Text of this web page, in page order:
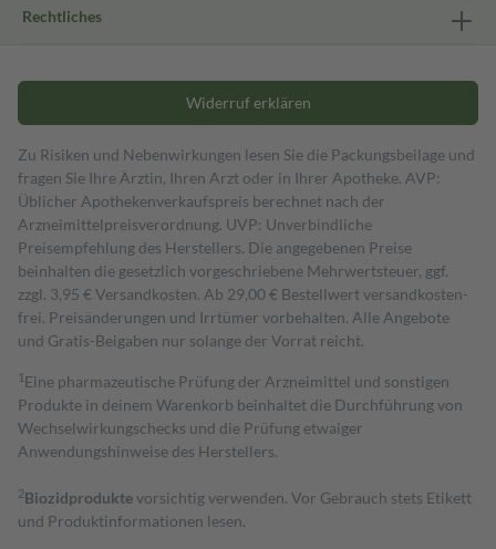
Rechtliches
Widerruf erklären
Zu Risiken und Nebenwirkungen lesen Sie die Packungsbeilage und
fragen Sie Ihre Ärztin, Ihren Arzt oder in Ihrer Apotheke. AVP:
Üblicher Apothekenverkaufspreis berechnet nach der
Arzneimittelpreisverordnung. UVP: Unverbindliche
Preisempfehlung des Herstellers. Die angegebenen Preise
beinhalten die gesetzlich vorgeschriebene Mehrwertsteuer, ggf.
zzgl. 3,95 € Versandkosten. Ab 29,00 € Bestell­wert versand­kosten­
frei. Preisänderungen und Irrtümer vorbehalten. Alle Angebote
und Gratis-Beigaben nur solange der Vorrat reicht.
1 Eine pharmazeutische Prüfung der Arzneimittel und sonstigen
Produkte in deinem Warenkorb beinhaltet die Durchführung von
Wechselwirkungschecks und die Prüfung etwaiger
Anwendungshinweise des Herstellers.
2Biozidproduktevorsichtig verwenden. Vor Gebrauch stets Etikett
und Produktinformationen lesen.